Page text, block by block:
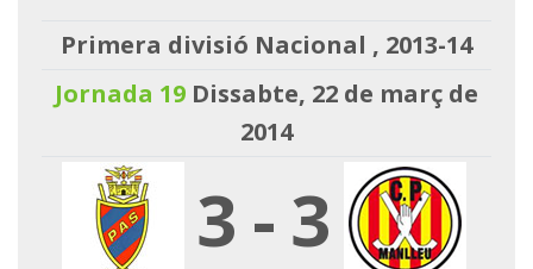
Primera divisió Nacional , 2013-14
Jornada 19Dissabte, 22 de març de
2014
3 -3